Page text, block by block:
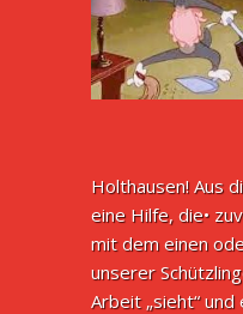
Holthausen! Aus
eine Hilfe, die•
mit dem einen
unserer
Arbeit „sieht“ und